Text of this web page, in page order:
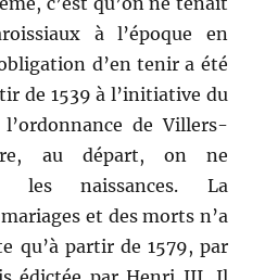
à l’époque en
d’en tenir a été
de 1539 à l’initiative du
de Villers-
au départ, on ne
les naissances. La
et des morts n’a
qu’à partir de 1579, par